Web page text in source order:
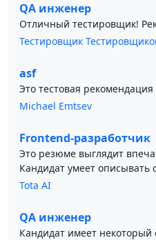
QA инженер
Отличный тестировщик!
Тестировщик
asf
Это тестовая
Michael Emtsev
Frontend-разработчик
Это резюме выглядит
Кандидат умеет описывать
Tota AI
QA инженер
Кандидат имеет некоторый